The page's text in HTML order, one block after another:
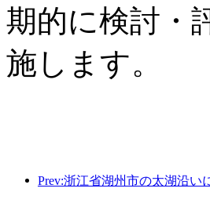
期的に検討・
施します。